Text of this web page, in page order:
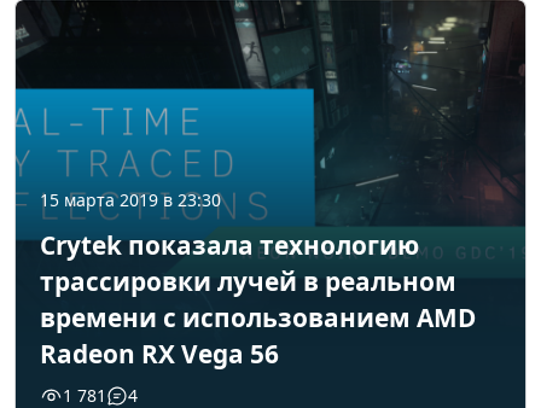
15 марта 2019 в 23:30
Crytek показала технологию
трассировки лучей в реальном
времени с использованием AMD
Radeon RX Vega 56
1 781 4